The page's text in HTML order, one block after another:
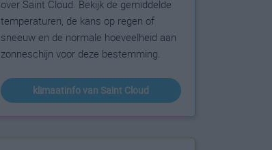
over Saint Cloud. Bekijk de gemiddelde
temperaturen, de kans op regen of
sneeuw en de normale hoeveelheid aan
zonneschijn voor deze bestemming.
klimaatinfo van Saint Cloud